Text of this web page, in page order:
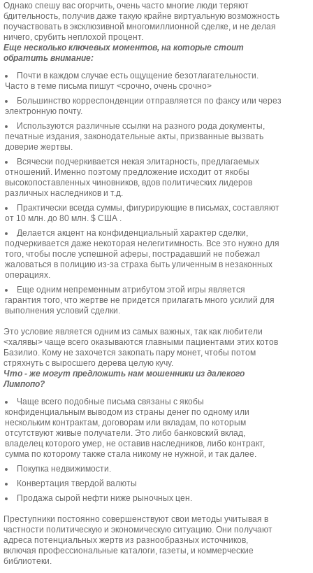
Однако спешу вас огорчить, очень часто многие люди теряют
бдительность, получив даже такую крайне виртуальную возможность
поучаствовать в эксклюзивной многомиллионной сделке, и не делая
ничего, срубить неплохой процент.
Еще несколько ключевых моментов, на которые стоит
обратить внимание:
Почти в каждом случае есть ощущение безотлагательности.
Часто в теме письма пишут <срочно, очень срочно>
Большинство корреспонденции отправляется по факсу или через
электронную почту.
Используются различные ссылки на разного рода документы,
печатные издания, законодательные акты, призванные вызвать
доверие жертвы.
Всячески подчеркивается некая элитарность, предлагаемых
отношений. Именно поэтому предложение исходит от якобы
высокопоставленных чиновников, вдов политических лидеров
различных наследников и т.д.
Практически всегда суммы, фигурирующие в письмах, составляют
от 10 млн. до 80 млн. $ США .
Делается акцент на конфиденциальный характер сделки,
подчеркивается даже некоторая нелегитимность. Все это нужно для
того, чтобы после успешной аферы, пострадавший не побежал
жаловаться в полицию из-за страха быть уличенным в незаконных
операциях.
Еще одним непременным атрибутом этой игры является
гарантия того, что жертве не придется прилагать много усилий для
выполнения условий сделки.
Это условие является одним из самых важных, так как любители
<халявы> чаще всего оказываются главными пациентами этих котов
Базилио. Кому не захочется закопать пару монет, чтобы потом
стряхнуть с выросшего дерева целую кучу.
Что - же могут предложить нам мошенники из далекого
Лимпопо?
Чаще всего подобные письма связаны с якобы
конфиденциальным выводом из страны денег по одному или
нескольким контрактам, договорам или вкладам, по которым
отсутствуют живые получатели. Это либо банковский вклад,
владелец которого умер, не оставив наследников, либо контракт,
сумма по которому также стала никому не нужной, и так далее.
Покупка недвижимости.
Конвертация твердой валюты
Продажа сырой нефти ниже рыночных цен.
Преступники постоянно совершенствуют свои методы учитывая в
частности политическую и экономическую ситуацию. Они получают
адреса потенциальных жертв из разнообразных источников,
включая профессиональные каталоги, газеты, и коммерческие
библиотеки.